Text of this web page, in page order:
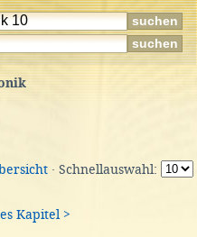
· Schnellauswahl:
Kapitel >